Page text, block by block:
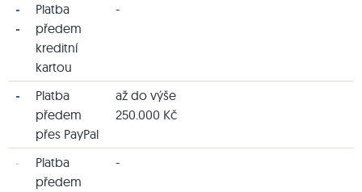
Platba
předem
kreditní
kartou
-
Platba
předem
přes PayPal
až do výše
250.000 Kč
Platba
předem
-